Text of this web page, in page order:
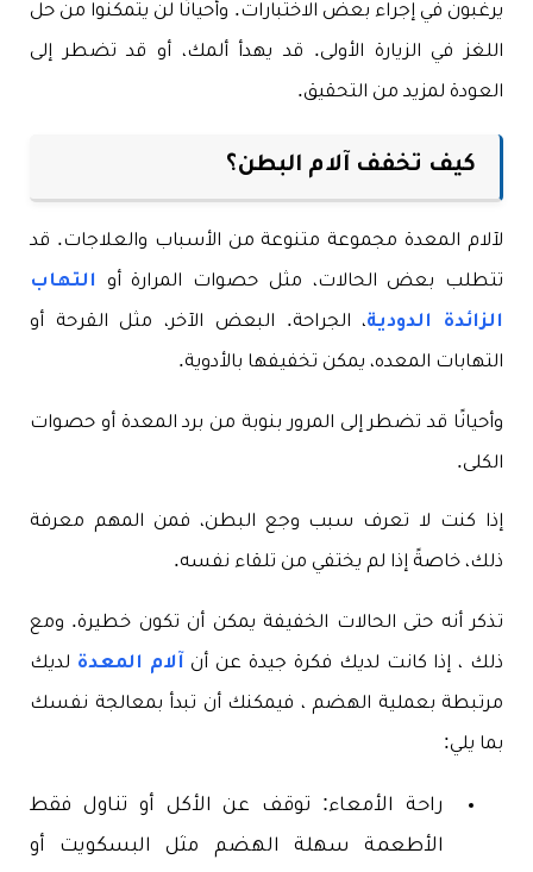
يرغبون في إجراء بعض الاختبارات. وأحيانًا لن يتمكنوا من حل
اللغز في الزيارة الأولى. قد يهدأ ألمك، أو قد تضطر إلى
العودة لمزيد من التحقيق.
كيف تخفف آلام البطن؟
لآلام المعدة مجموعة متنوعة من الأسباب والعلاجات. قد
تتطلب بعض الحالات، مثل حصوات المرارة أو
التهاب
الزائدة الدودية، الجراحة. البعض الآخر، مثل القرحة أو
التهابات المعده، يمكن تخفيفها بالأدوية.
وأحيانًا قد تضطر إلى المرور بنوبة من برد المعدة أو حصوات
الكلى.
إذا كنت لا تعرف سبب وجع البطن، فمن المهم معرفة
ذلك، خاصةً إذا لم يختفي من تلقاء نفسه.
تذكر أنه حتى الحالات الخفيفة يمكن أن تكون خطيرة. ومع
ذلك ، إذا كانت لديك فكرة جيدة عن أن آلام المعدة لديك
مرتبطة بعملية الهضم ، فيمكنك أن تبدأ بمعالجة نفسك
بما يلي:
راحة الأمعاء: توقف عن الأكل أو تناول فقط
الأطعمة سهلة الهضم مثل البسكويت أو